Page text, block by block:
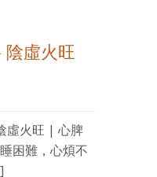
陰虛火旺
虛火旺 | 心脾
困難，心煩不